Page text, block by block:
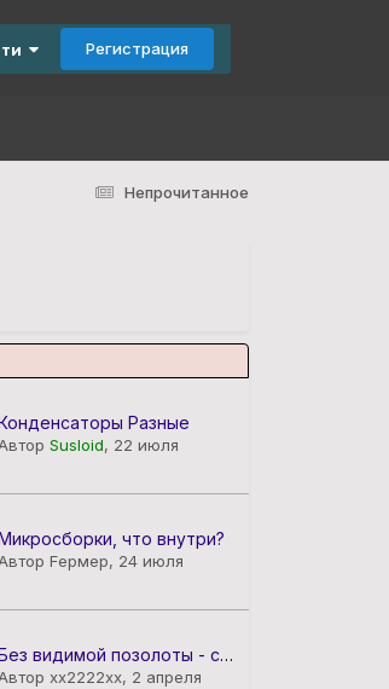
Регистрация
Непрочитанное
Разные
Автор Susloid, 22 июля
что внутри?
Автор Fермер, 24 июля
Без видимой позолоты - серии, заводы и наличие ДМ
Автор xx2222xx, 2 апреля